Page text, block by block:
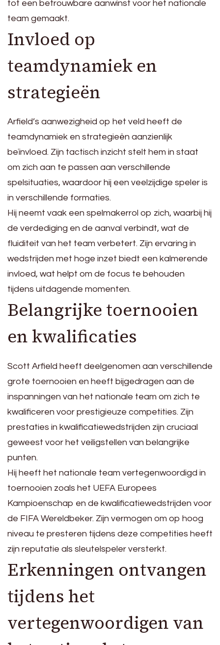
tot een betrouwbare aanwinst voor het nationale
team gemaakt.
Invloed op
teamdynamiek en
strategieën
Arfield’s aanwezigheid op het veld heeft de
teamdynamiek en strategieën aanzienlijk
beïnvloed. Zijn tactisch inzicht stelt hem in staat
om zich aan te passen aan verschillende
spelsituaties, waardoor hij een veelzijdige speler is
in verschillende formaties.
Hij neemt vaak een spelmakerrol op zich, waarbij hij
de verdediging en de aanval verbindt, wat de
fluiditeit van het team verbetert. Zijn ervaring in
wedstrijden met hoge inzet biedt een kalmerende
invloed, wat helpt om de focus te behouden
tijdens uitdagende momenten.
Belangrijke toernooien
en kwalificaties
Scott Arfield heeft deelgenomen aan verschillende
grote toernooien en heeft bijgedragen aan de
inspanningen van het nationale team om zich te
kwalificeren voor prestigieuze competities. Zijn
prestaties in kwalificatiewedstrijden zijn cruciaal
geweest voor het veiligstellen van belangrijke
punten.
Hij heeft het nationale team vertegenwoordigd in
toernooien zoals het UEFA Europees
Kampioenschap en de kwalificatiewedstrijden voor
de FIFA Wereldbeker. Zijn vermogen om op hoog
niveau te presteren tijdens deze competities heeft
zijn reputatie als sleutelspeler versterkt.
Erkenningen ontvangen
tijdens het
vertegenwoordigen van